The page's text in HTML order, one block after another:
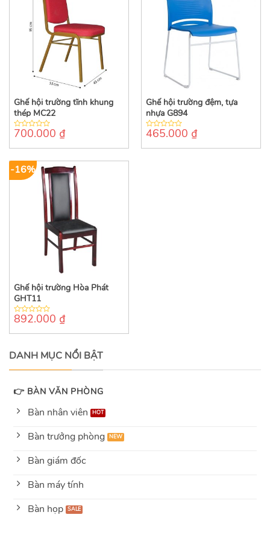
Ghế hội trường tĩnh khung
thép MC22
0
of
700.000 ₫
Ghế hội trường đệm, tựa
nhựa G894
0
of
465.000 ₫
-16%
Ghế hội trường Hòa Phát
GHT11
0
of
892.000 ₫
DANH MỤC NỔI BẬT
👉 BÀN VĂN PHÒNG
Bàn nhân viên
Bàn trưởng phòng
Bàn giám đốc
Bàn máy tính
Bàn họp